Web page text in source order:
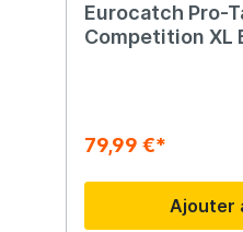
Eurocatch Pro-
Competition XL
79,99 €*
Ajouter